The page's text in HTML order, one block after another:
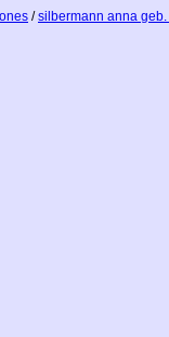
/silbermann anna